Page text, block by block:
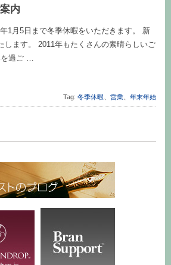
内
1月5日まで冬季休暇をいただきます。 新
します。 2011年もたくさんの素晴らしいご
を過ご …
Tag: 冬季休暇 営業 年末年始